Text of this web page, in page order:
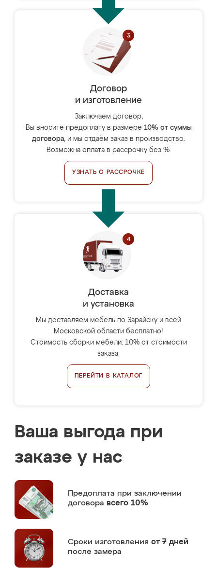
Договор
и изготовление
Заключаем договор,
Вы вносите предоплату в размере 10% от суммы
договора, и мы отдаём заказ в производство.
Возможна оплата в рассрочку без %.
УЗНАТЬ О РАССРОЧКЕ
Доставка
и установка
Мы доставляем мебель по Зарайску и всей
Московской области бесплатно!
Стоимость сборки мебели: 10% от стоимости
заказа.
ПЕРЕЙТИ В КАТАЛОГ
Ваша выгода при
заказе у нас
Предоплата при заключении
договора всего 10%
Сроки изготовления от 7 дней
после замера